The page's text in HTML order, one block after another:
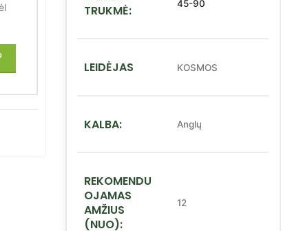
TRUKMĖ:
45-90
LEIDĖJAS KOSMOS
KALBA: Anglų
REKOMENDU
OJAMAS
AMŽIUS
(NUO):
12